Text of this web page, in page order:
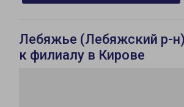
Лебяжье (Лебяжский р-
к филиалу в Кирове